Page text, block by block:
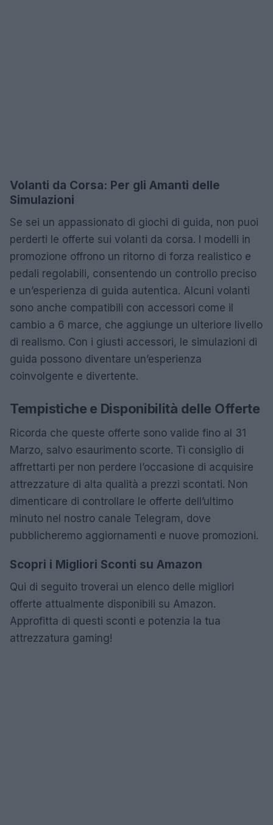
Volanti da Corsa: Per gli Amanti delle
Simulazioni
Se sei un appassionato di giochi di guida, non puoi
perderti le offerte sui volanti da corsa. I modelli in
promozione offrono un ritorno di forza realistico e
pedali regolabili, consentendo un controllo preciso
e un’esperienza di guida autentica. Alcuni volanti
sono anche compatibili con accessori come il
cambio a 6 marce, che aggiunge un ulteriore livello
di realismo. Con i giusti accessori, le simulazioni di
guida possono diventare un’esperienza
coinvolgente e divertente.
Tempistiche e Disponibilità delle Offerte
Ricorda che queste offerte sono valide fino al 31
Marzo, salvo esaurimento scorte. Ti consiglio di
affrettarti per non perdere l’occasione di acquisire
attrezzature di alta qualità a prezzi scontati. Non
dimenticare di controllare le offerte dell’ultimo
minuto nel nostro canale Telegram, dove
pubblicheremo aggiornamenti e nuove promozioni.
Scopri i Migliori Sconti su Amazon
Qui di seguito troverai un elenco delle migliori
offerte attualmente disponibili su Amazon.
Approfitta di questi sconti e potenzia la tua
attrezzatura gaming!